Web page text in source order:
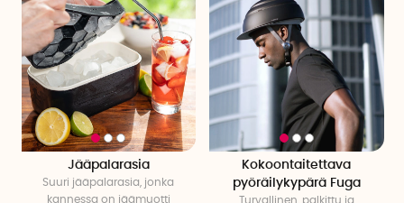
Jääpalarasia
Suuri jääpalarasia, jonka
kannessa on jäämuotti
Kokoontaitettava
pyöräilykypärä Fuga
Turvallinen, palkittu ja